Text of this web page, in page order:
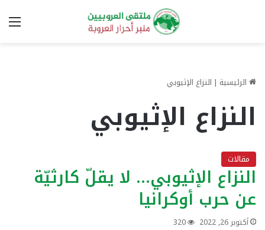
الرئيسية | النزاع الإثيوبي
النزاع الإثيوبي
مقالات
النزاع الإثيوبي… لا يقلّ كارثيّة
عن حرب أوكرانيا
أكتوبر 26, 2022 320